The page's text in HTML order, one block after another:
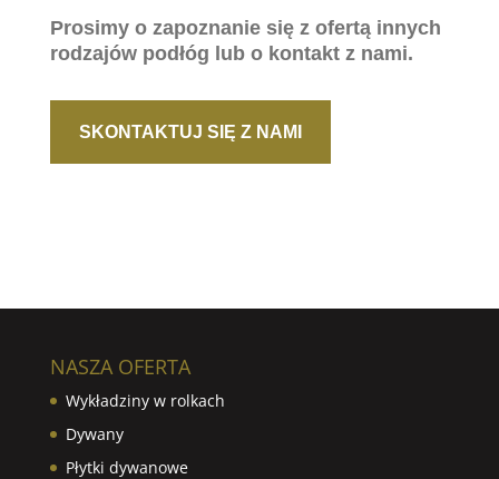
Prosimy o zapoznanie się z ofertą innych
rodzajów podłóg lub o kontakt z nami.
SKONTAKTUJ SIĘ Z NAMI
NASZA OFERTA
Wykładziny w rolkach
Dywany
Płytki dywanowe